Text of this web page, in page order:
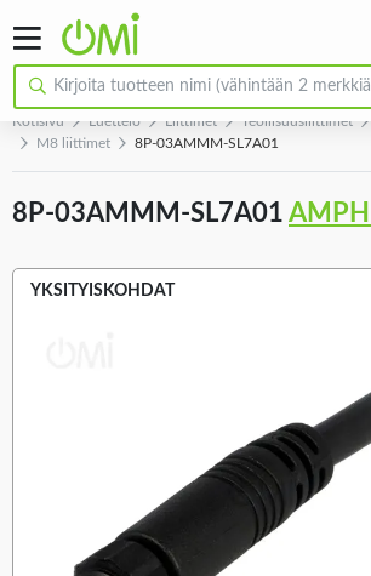
Kotisivu Luettelo Liittimet Teollisuusliittimet
M8 liittimet
8P-03AMMM-SL7A01
8P-03AMMM-SL7A01
YKSITYISKOHDAT